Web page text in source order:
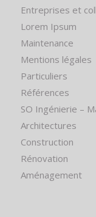
Entreprises et
Lorem Ipsum
Maintenance
Mentions légales
Particuliers
Références
SO Ingénierie –
Architectures
Construction
Rénovation
Aménagement